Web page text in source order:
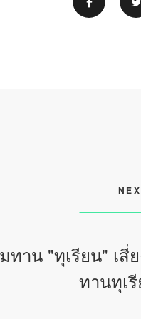
ทาน "ทุเรียน" เ
ทานทุเ